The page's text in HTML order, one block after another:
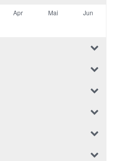
Apr Mai
Jun